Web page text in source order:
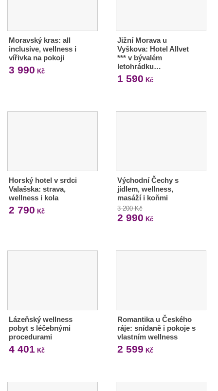
Moravský kras: all
inclusive, wellness i
vířivka na pokoji
3 990 Kč
Jižní Morava u
Vyškova: Hotel Allvet
*** v bývalém
letohrádku…
1 590 Kč
Horský hotel v srdci
Valašska: strava,
wellness i kola
2 790 Kč
Východní Čechy s
jídlem, wellness,
masáží i koňmi
3 200 Kč
2 990 Kč
Lázeňský wellness
pobyt s léčebnými
procedurami
4 401 Kč
Romantika u Českého
ráje: snídaně i pokoje s
vlastním wellness
2 599 Kč